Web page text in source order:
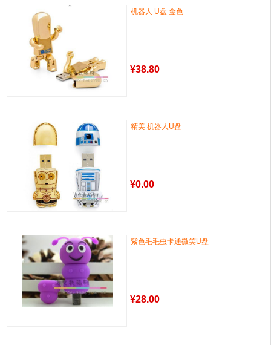
机器人 U盘 金色
¥38.80
精美 机器人U盘
¥0.00
紫色毛毛虫卡通微笑U盘
¥28.00